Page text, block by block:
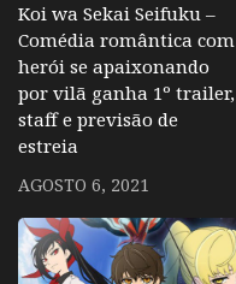
Koi wa Sekai Seifuku –
Comédia romântica com
herói se apaixonando
por vilã ganha 1º trailer,
staff e previsão de
estreia
AGOSTO 6, 2021